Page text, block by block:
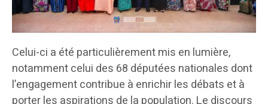
Celui-ci a été particulièrement mis en lumière,
notamment celui des 68 députées nationales dont
l’engagement contribue à enrichir les débats et à
porter les aspirations de la population. Le discours